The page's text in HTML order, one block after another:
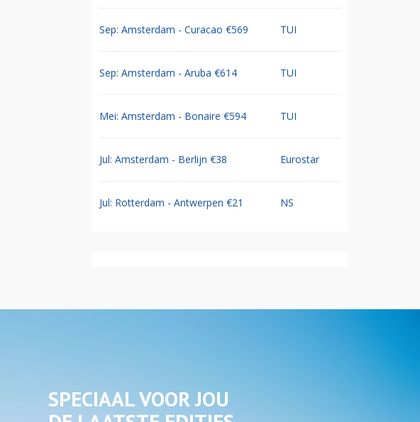
Sep: Amsterdam - Curacao €569 TUI
Sep: Amsterdam - Aruba €614 TUI
Mei: Amsterdam - Bonaire €594 TUI
Jul: Amsterdam - Berlijn €38 Eurostar
Jul: Rotterdam - Antwerpen €21 NS
SPECIAAL VOOR JOU